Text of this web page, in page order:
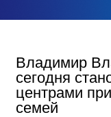
Владимир
сегодня
центрами
семей